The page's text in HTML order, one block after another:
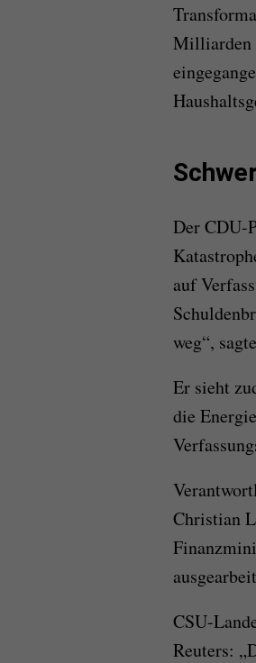
Milliarden
Der CDU-
auf
weg“,
Er sieht
die
Christian
CSU-
Reuters: